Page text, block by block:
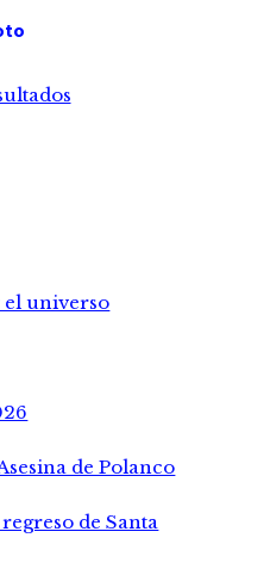
el universo
de Polanco
de Santa